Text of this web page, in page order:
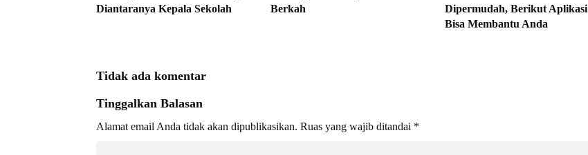
Diantaranya Kepala Sekolah
Berkah
Dipermudah, Berikut Aplikasi
Bisa Membantu Anda
Tidak ada komentar
Tinggalkan Balasan
Alamat email Anda tidak akan dipublikasikan. Ruas yang wajib ditandai *